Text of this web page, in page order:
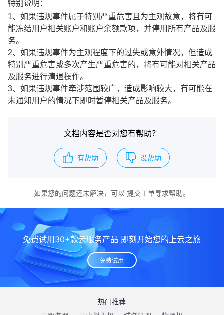
特别说明：
1、 如果违规事件属于特别严重危害且为主观故意，将有可
能冻结用户相关账户和账户余额款项，并停用所有产品及服
务。
2、 如果违规事件为主观程度下的过失或意外情况，但造成
特别严重危害或多次产生严重危害的，将有可能对相关产品
及服务进行清退操作。
3、 如果违规事件牵涉范围较广，造成影响较大，有可能在
未通知用户的情况下即时暂停相关产品及服务。
文档内容是否对您有帮助？
有帮助 没帮助
如果您的问题还未解决，可以 提交工单寻求帮助。
免费试用30+款云服务产品 即刻开始您的上云之旅
免费试用
热门推荐